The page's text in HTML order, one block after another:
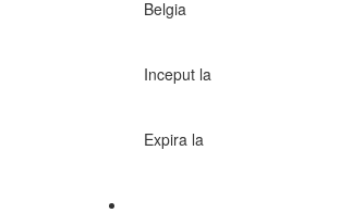
Belgia
Inceput la
Expira la